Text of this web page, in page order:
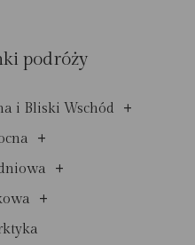
podróży
i Bliski Wschód +
+
+
+